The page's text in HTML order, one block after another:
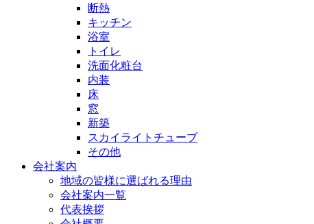
断熱
キッチン
浴室
トイレ
洗面化粧台
内装
床
窓
新築
スカイライトチューブ
その他
会社案内
地域の皆様に選ばれる理由
会社案内一覧
代表挨拶